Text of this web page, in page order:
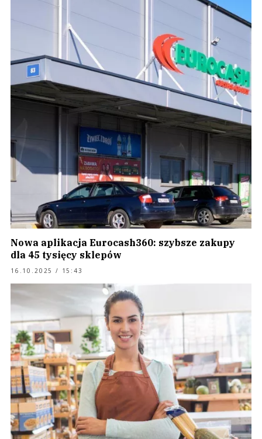
Nowa aplikacja Eurocash360: szybsze zakupy
dla 45 tysięcy sklepów
16.10.2025 / 15:43